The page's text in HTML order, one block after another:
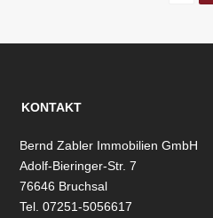
KONTAKT
Bernd Zabler Immobilien GmbH
Adolf-Bieringer-Str. 7
76646 Bruchsal
Tel. 07251-5056617